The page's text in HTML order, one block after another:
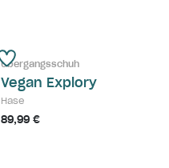
Übergangsschuh
Vegan Explory
Hase
89,99 €